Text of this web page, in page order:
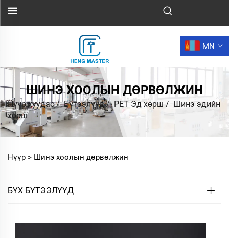
MN
ШИНЭ ХООЛЫН ДӨРВӨЛЖИН
Нүүр хуудас/Бүтээлүүд/PET Эд хөрш / Шинэ эдийн
хөрш
Нүүр > Шинэ хоолын дөрвөлжин
БҮХ БҮТЭЭЛҮҮД